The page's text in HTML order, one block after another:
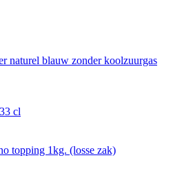
naturel blauw zonder koolzuurgas
cl
topping 1kg. (losse zak)